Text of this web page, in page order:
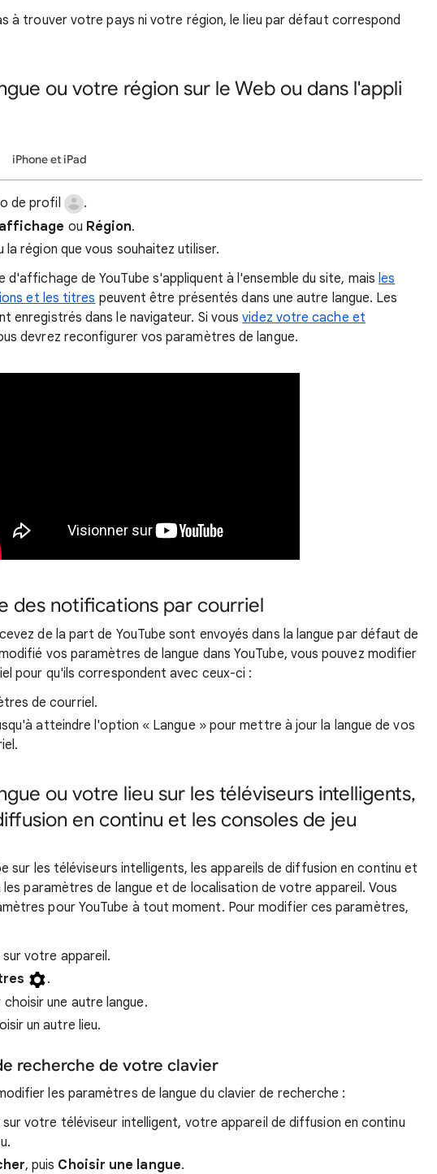
à trouver votre pays ni votre région, le lieu par défaut correspond
ou votre région sur le Web ou dans l'appli
iPhone et iPad
de profil
.
ou Région.
la région que vous souhaitez utiliser.
d'affichage de YouTube s'appliquent à l'ensemble du site, mais les
et les titres peuvent être présentés dans une autre langue. Les
enregistrés dans le navigateur. Si vousvidez votre cache et
devrez reconfigurer vos paramètres de langue.
des notifications par courriel
de la part de YouTube sont envoyés dans la langue par défaut de
vos paramètres de langue dans YouTube, vous pouvez modifier
pour qu'ils correspondent avec ceux-ci :
de courriel.
atteindre l'option « Langue » pour mettre à jour la langue de vos
ou votre lieu sur les téléviseurs intelligents,
en continu et les consoles de jeu
sur les téléviseurs intelligents, les appareils de diffusion en continu et
les paramètres de langue et de localisation de votre appareil. Vous
pour YouTube à tout moment. Pour modifier ces paramètres,
sur votre appareil.
.
choisir une autre langue.
un autre lieu.
recherche de votre clavier
les paramètres de langue du clavier de recherche :
sur votre téléviseur intelligent, votre appareil de diffusion en continu
, puis Choisir une langue.